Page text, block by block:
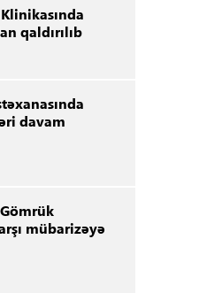
qaldırılıb
davam
mübarizəyə